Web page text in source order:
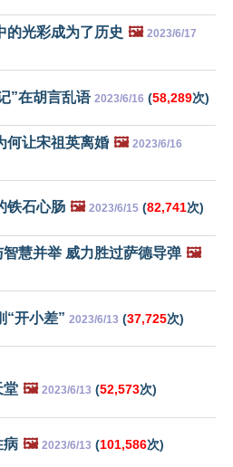
的光彩成为了历史 🖼️ 2023/6/17
”在胡言乱语 2023/6/16 (58,289次)
何让宋祖英离婚 🖼️ 2023/6/16
铁石心肠 🖼️ 2023/6/15 (82,741次)
慧并举 威力胜过萨德导弹 🖼️
“开小差” 2023/6/13 (37,725次)
堂 🖼️ 2023/6/13 (52,573次)
病 🖼️ 2023/6/13 (101,586次)